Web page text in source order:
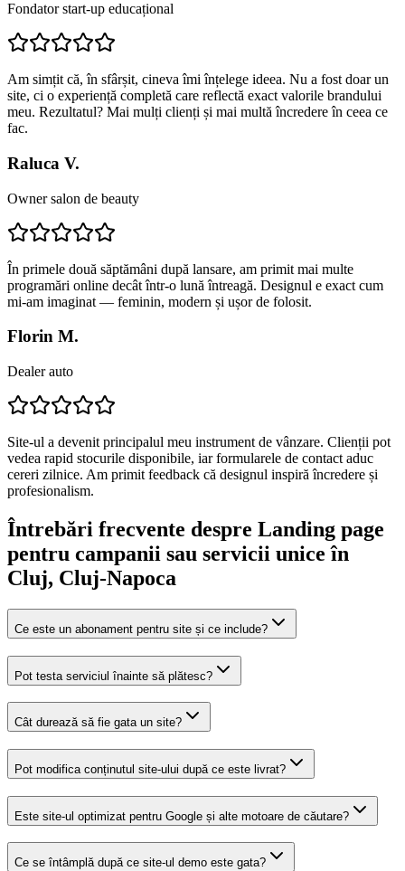
Fondator start-up educațional
Am simțit că, în sfârșit, cineva îmi înțelege ideea. Nu a fost doar un
site, ci o experiență completă care reflectă exact valorile brandului
meu. Rezultatul? Mai mulți clienți și mai multă încredere în ceea ce
fac.
Raluca V.
Owner salon de beauty
În primele două săptămâni după lansare, am primit mai multe
programări online decât într-o lună întreagă. Designul e exact cum
mi-am imaginat — feminin, modern și ușor de folosit.
Florin M.
Dealer auto
Site-ul a devenit principalul meu instrument de vânzare. Clienții pot
vedea rapid stocurile disponibile, iar formularele de contact aduc
cereri zilnice. Am primit feedback că designul inspiră încredere și
profesionalism.
Întrebări frecvente despre Landing page
pentru campanii sau servicii unice în
Cluj, Cluj-Napoca
Ce este un abonament pentru site și ce include?
Pot testa serviciul înainte să plătesc?
Cât durează să fie gata un site?
Pot modifica conținutul site-ului după ce este livrat?
Este site-ul optimizat pentru Google și alte motoare de căutare?
Ce se întâmplă după ce site-ul demo este gata?